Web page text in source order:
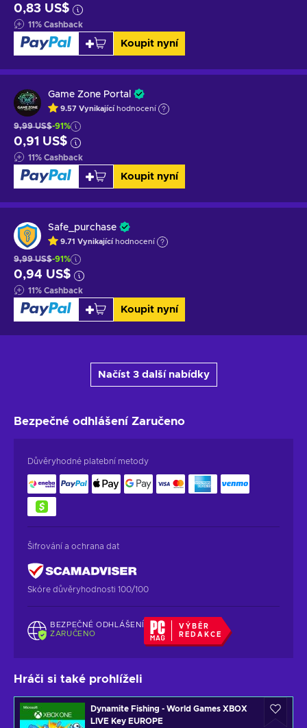
0,83 US$
11% Cashback
Koupit nyní
Game Zone Portal
9.57 Vynikající hodnocení
9,99 US$-91%
0,91 US$
11% Cashback
Koupit nyní
Safe_purchase
9.71 Vynikající hodnocení
9,99 US$-91%
0,94 US$
11% Cashback
Koupit nyní
Načíst 3 další nabídky
Bezpečné odhlášení Zaručeno
Důvěryhodné platební metody
Šifrování a ochrana dat
Skóre důvěryhodnosti 100/100
BEZPEČNÉ ODHLÁŠENÍ
ZARUČENO
VÝBĚR
REDAKCE
Hráči si také prohlíželi
Dynamite Fishing - World Games XBOX
LIVE Key EUROPE